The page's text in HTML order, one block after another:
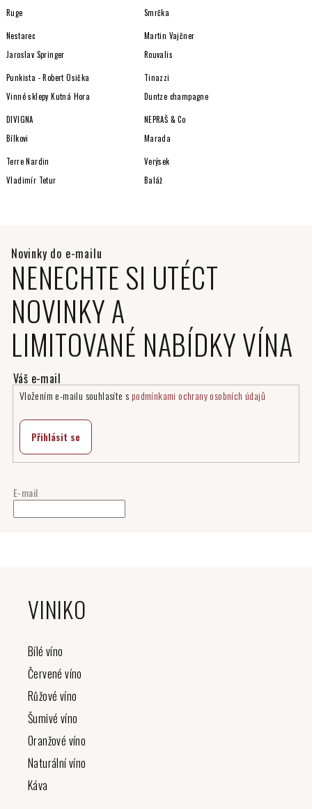
Ruge
Smrčka
Nestarec
Martin Vajčner
Jaroslav Springer
Rouvalis
Punkista - Robert Osička
Tinazzi
Vinné sklepy Kutná Hora
Duntze champagne
DIVIGNA
NEPRAŠ & Co
Bílkovi
Marada
Terre Nardin
Verýsek
Vladimír Tetur
Baláž
NENECHTE SI UTÉCT
NOVINKY A
LIMITOVANÉ NABÍDKY VÍNA
E-mail
Vložením e-mailu souhlasíte s podmínkami ochrany osobních údajů
Přihlásit se
VINIKO
Bílé víno
Červené víno
Růžové víno
Šumivé víno
Oranžové víno
Naturální víno
Káva